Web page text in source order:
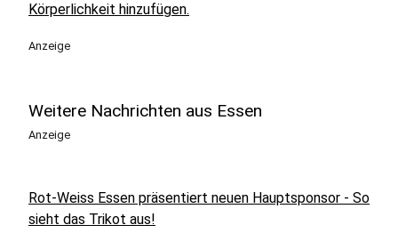
Körperlichkeit hinzufügen.
Anzeige
Weitere Nachrichten aus Essen
Anzeige
Rot-Weiss Essen präsentiert neuen Hauptsponsor - So
sieht das Trikot aus!